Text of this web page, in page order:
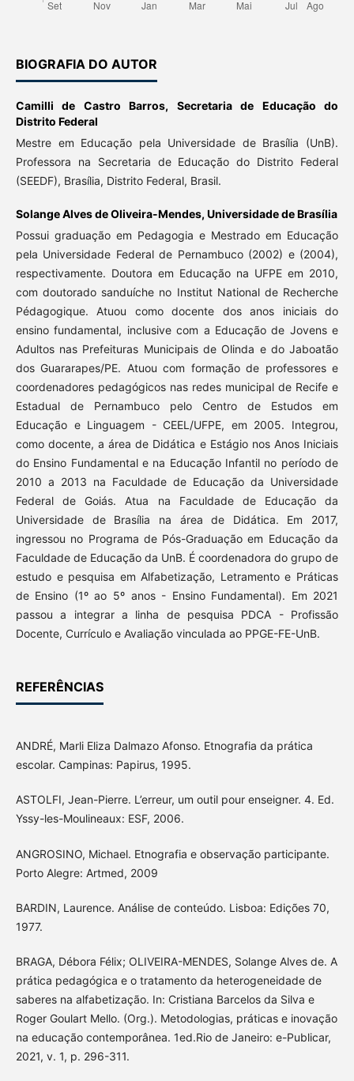
BIOGRAFIA DO AUTOR
Camilli de Castro Barros, Secretaria de Educação do
Distrito Federal
Mestre em Educação pela Universidade de Brasília (UnB).
Professora na Secretaria de Educação do Distrito Federal
(SEEDF), Brasília, Distrito Federal, Brasil.
Solange Alves de Oliveira-Mendes, Universidade de Brasília
Possui graduação em Pedagogia e Mestrado em Educação
pela Universidade Federal de Pernambuco (2002) e (2004),
respectivamente. Doutora em Educação na UFPE em 2010,
com doutorado sanduíche no Institut National de Recherche
Pédagogique. Atuou como docente dos anos iniciais do
ensino fundamental, inclusive com a Educação de Jovens e
Adultos nas Prefeituras Municipais de Olinda e do Jaboatão
dos Guararapes/PE. Atuou com formação de professores e
coordenadores pedagógicos nas redes municipal de Recife e
Estadual de Pernambuco pelo Centro de Estudos em
Educação e Linguagem - CEEL/UFPE, em 2005. Integrou,
como docente, a área de Didática e Estágio nos Anos Iniciais
do Ensino Fundamental e na Educação Infantil no período de
2010 a 2013 na Faculdade de Educação da Universidade
Federal de Goiás. Atua na Faculdade de Educação da
Universidade de Brasília na área de Didática. Em 2017,
ingressou no Programa de Pós-Graduação em Educação da
Faculdade de Educação da UnB. É coordenadora do grupo de
estudo e pesquisa em Alfabetização, Letramento e Práticas
de Ensino (1º ao 5º anos - Ensino Fundamental). Em 2021
passou a integrar a linha de pesquisa PDCA - Profissão
Docente, Currículo e Avaliação vinculada ao PPGE-FE-UnB.
REFERÊNCIAS
ANDRÉ, Marli Eliza Dalmazo Afonso. Etnografia da prática
escolar. Campinas: Papirus, 1995.
ASTOLFI, Jean-Pierre. L’erreur, um outil pour enseigner. 4. Ed.
Yssy-les-Moulineaux: ESF, 2006.
ANGROSINO, Michael. Etnografia e observação participante.
Porto Alegre: Artmed, 2009
BARDIN, Laurence. Análise de conteúdo. Lisboa: Edições 70,
1977.
BRAGA, Débora Félix; OLIVEIRA-MENDES, Solange Alves de. A
prática pedagógica e o tratamento da heterogeneidade de
saberes na alfabetização. In: Cristiana Barcelos da Silva e
Roger Goulart Mello. (Org.). Metodologias, práticas e inovação
na educação contemporânea. 1ed.Rio de Janeiro: e-Publicar,
2021, v. 1, p. 296-311.